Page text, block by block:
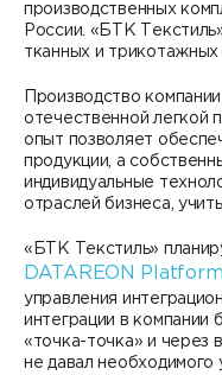
Сертификация
Старт с Вендором
Документация
Книги DATAREON
Вебинары
производственных
России. «БТК
тканных и трикотажных
Производство
отечественной легкой
опыт позволяет
продукции, а
индивидуальные
отраслей бизнеса,
«БТК Текстиль»
DATAREON Platform
управления
интеграции в компании
«точка-точка» и через
не давал необходимого